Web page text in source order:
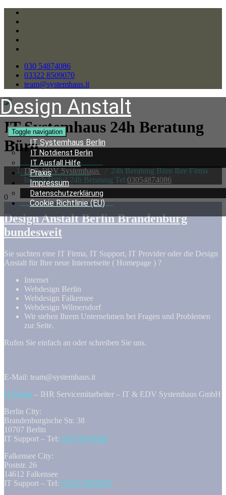
030 54874086
03322 8509070
team@systemhaus.it
Design Anstalt
Toggle navigation
IT Systemhaus Berlin
IT Notdienst Berlin
IT Ausfall Hilfe
Praxis
Impressum
Datenschutzerklärung
Cookie Richtlinie (EU)
IT Systemhaus 24h Beratung
Büro
IT & EDV Systemhaus/24h Beratung Büro Ihre Firma
brauch Hilfe? 24h Beratung Tel:03054874086
0
Design Anstalt Berlin Brandenburg
bundesweit
Sie suchten eine IT Firma, IT Support, IT Provider oder die Design
Anstalt für Ihre neue Internetseite ( Homepage ) ?
Internet
Webdesign Berlin
Webdesign Falkensee
Webdesign Wilmersdorf
Wir stehen Ihrem Unternehmen bei Fragen und Problemen
zur Seite.
Rufen Sie einfach an oder schreiben Sie uns.
E-Mail: team@systemhaus.it
IT Firma – IHR Servicemitarbeiter – IT & EDV Systemhaus GmbH
Berlin City:
Brandenburgische Str. 38
10707 Berlin
IT Support – Tel: 030 54874086
Falkensee City:
Poststr. 26
14612 Falkensee
IT Support – Tel: 03322 8509070